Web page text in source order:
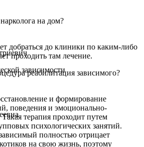
зависимости
на дом?
добраться до клиники по каким-либо
проходить там лечение.
реабилитация зависимого?
и формирование
поведения и эмоционально-
терапия проходит путем
психологических занятий.
полностью отрицает
на свою жизнь, поэтому